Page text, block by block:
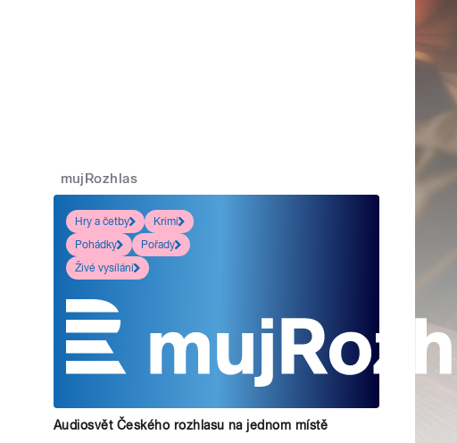
mujRozhlas
Hry a četby
Krimi
Pohádky
Pořady
Živé vysílání
Audiosvět Českého rozhlasu na jednom místě